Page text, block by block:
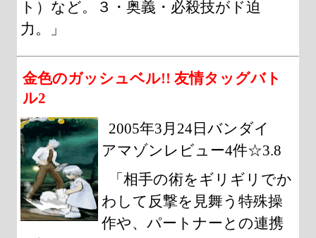
ト）など。３・奥義・必殺技がド迫
力。」
金色のガッシュベル!! 友情タッグバト
ル2
2005年3月24日バンダイ
アマゾンレビュー4件☆3.8
「相手の術をギリギリでか
わして反撃を見舞う特殊操
作や、パートナーとの連携